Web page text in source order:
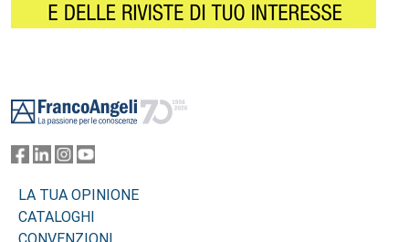
LA TUA OPINIONE
CATALOGHI